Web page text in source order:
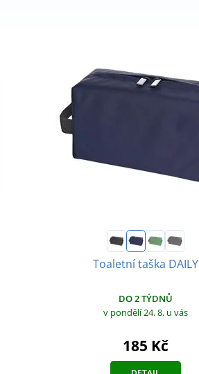
Toaletní taška DAILY
DO 2 TÝDNŮ
v pondělí 24. 8. u vás
185 Kč